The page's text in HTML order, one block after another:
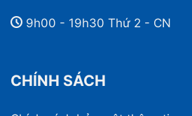
9h00 - 19h30 Thứ 2 - CN
CHÍNH SÁCH